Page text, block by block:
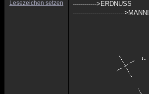
Lesezeichen setzen
------------>ERDNUSS
-------------------------->MANN!